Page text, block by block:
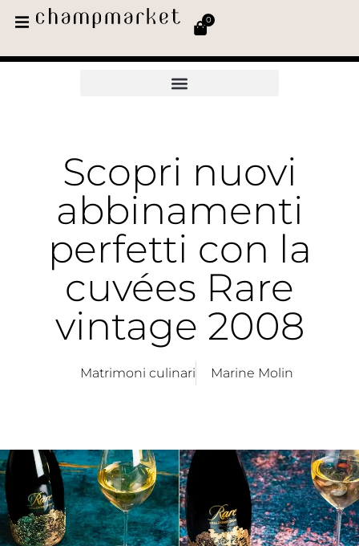
0
Scopri nuovi
abbinamenti
perfetti con la
cuvées Rare
vintage 2008
Matrimoni culinari Marine Molin